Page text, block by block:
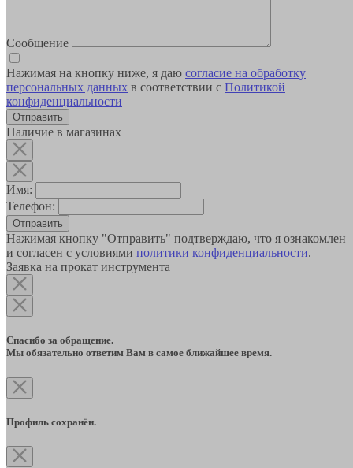
Сообщение
Нажимая на кнопку ниже, я даю согласие на обработку
персональных данных в соответствии с Политикой
конфиденциальности
Наличие в магазинах
Имя:
Телефон:
Отправить
Нажимая кнопку "Отправить" подтверждаю, что я ознакомлен
и согласен с условиями политики конфиденциальности.
Заявка на прокат инструмента
Спасибо за обращение.
Мы обязательно ответим Вам в самое ближайшее время.
Профиль сохранён.